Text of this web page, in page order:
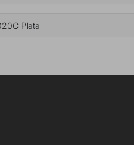
Plata